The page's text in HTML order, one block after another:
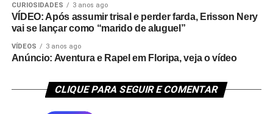
CURIOSIDADES 3 anos ago
VÍDEO: Após assumir trisal e perder farda, Erisson Nery
vai se lançar como “marido de aluguel”
VÍDEOS 3 anos ago
Anúncio: Aventura e Rapel em Floripa, veja o vídeo
CLIQUE PARA SEGUIR E COMENTAR